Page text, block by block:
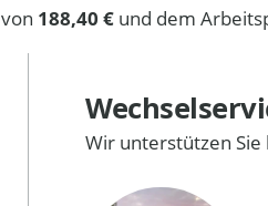
188,40 € und dem
Wir unterstützen